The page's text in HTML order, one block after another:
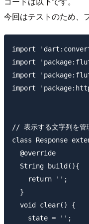
今回はテストのため、
import
import
import
import
// 表示する文字列を
class Response
  @override
  String build(){
    return '';
  }
  void clear() {
    state = '';